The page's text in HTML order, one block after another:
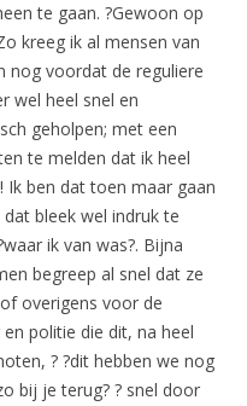
te gaan. ?Gewoon op
kreeg ik al mensen van
nog voordat de reguliere
wel heel snel en
geholpen; met een
te melden dat ik heel
Ik ben dat toen maar gaan
bleek wel indruk te
ik van was?. Bijna
begreep al snel dat ze
overigens voor de
politie die dit, na heel
? ?dit hebben we nog
bij je terug? ? snel door